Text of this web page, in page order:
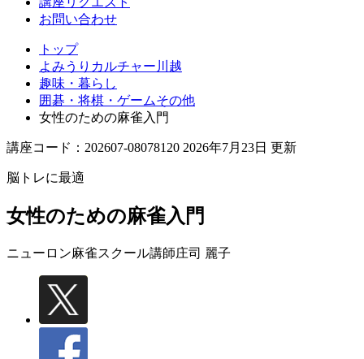
お問い合わせ
トップ
よみうりカルチャー川越
趣味・暮らし
囲碁・将棋・ゲームその他
女性のための麻雀入門
講座コード：202607-08078120 2026年7月23日 更新
脳トレに最適
女性のための麻雀入門
ニューロン麻雀スクール講師庄司 麗子